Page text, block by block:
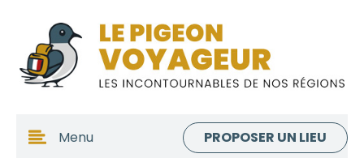
Menu PROPOSER UN LIEU